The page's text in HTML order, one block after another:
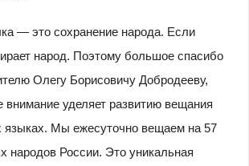
— это сохранение народа. Если
народ. Поэтому большое спасибо
Олегу Борисовичу Добродееву,
уделяет развитию вещания
языках. Мы ежесуточно вещаем на 57
народов России. Это уникальная